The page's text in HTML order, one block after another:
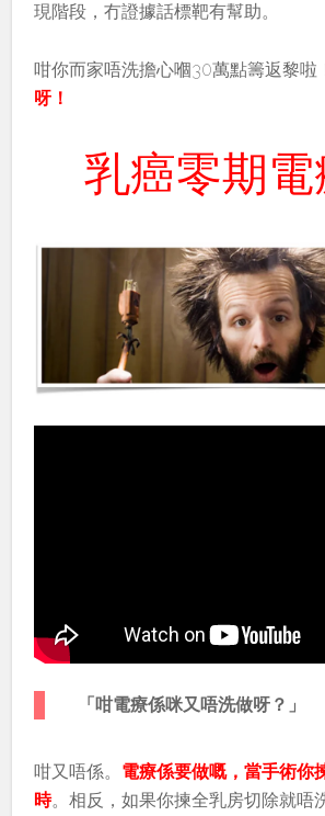
現階段，冇證據話標靶有幫助。
咁你而家唔洗擔心嗰30萬點籌返黎啦
呀！
乳癌零期電
「咁電療係咪又唔洗做呀？」
咁又唔係。 電療係要做嘅，當手術你
時。相反，如果你揀全乳房切除就唔